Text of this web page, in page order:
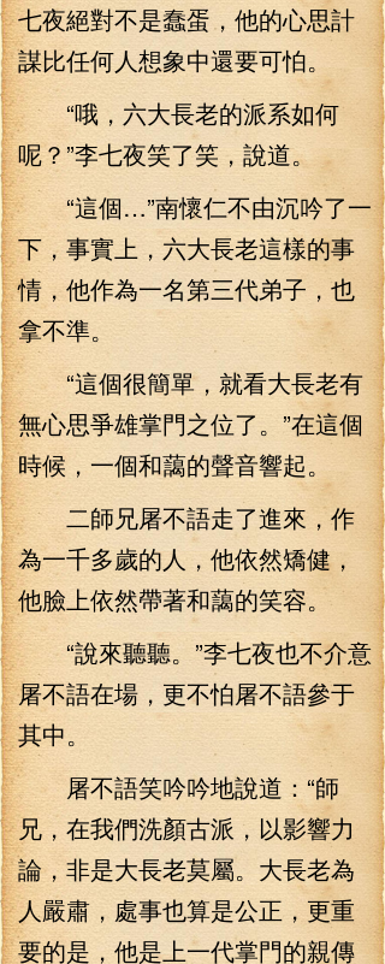
七夜絕對不是蠢蛋，他的心思計
謀比任何人想象中還要可怕。
“哦，六大長老的派系如何
呢？”李七夜笑了笑，說道。
“這個…”南懷仁不由沉吟了一
下，事實上，六大長老這樣的事
情，他作為一名第三代弟子，也
拿不準。
“這個很簡單，就看大長老有
無心思爭雄掌門之位了。”在這個
時候，一個和藹的聲音響起。
二師兄屠不語走了進來，作
為一千多歲的人，他依然矯健，
他臉上依然帶著和藹的笑容。
“說來聽聽。”李七夜也不介意
屠不語在場，更不怕屠不語參于
其中。
屠不語笑吟吟地說道：“師
兄，在我們洗顏古派，以影響力
論，非是大長老莫屬。大長老為
人嚴肅，處事也算是公正，更重
要的是，他是上一代掌門的親傳